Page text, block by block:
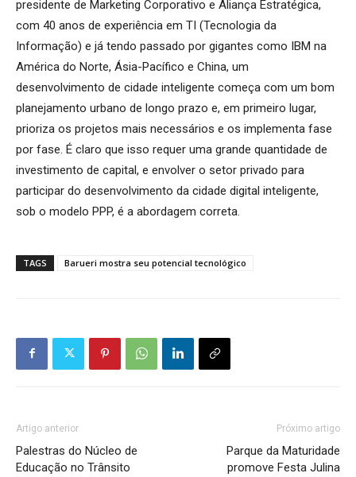
presidente de Marketing Corporativo e Aliança Estratégica,
com 40 anos de experiência em TI (Tecnologia da
Informação) e já tendo passado por gigantes como IBM na
América do Norte, Ásia-Pacífico e China, um
desenvolvimento de cidade inteligente começa com um bom
planejamento urbano de longo prazo e, em primeiro lugar,
prioriza os projetos mais necessários e os implementa fase
por fase. É claro que isso requer uma grande quantidade de
investimento de capital, e envolver o setor privado para
participar do desenvolvimento da cidade digital inteligente,
sob o modelo PPP, é a abordagem correta.
TAGS Barueri mostra seu potencial tecnológico
Artigo anterior
Palestras do Núcleo de
Educação no Trânsito
Próximo artigo
Parque da Maturidade
promove Festa Julina